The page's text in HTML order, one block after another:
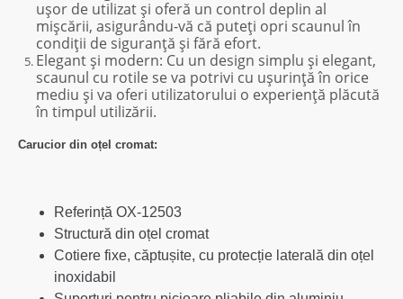
ușor de utilizat și oferă un control deplin al
mișcării, asigurându-vă că puteți opri scaunul în
condiții de siguranță și fără efort.
Elegant și modern: Cu un design simplu și elegant,
scaunul cu rotile se va potrivi cu ușurință în orice
mediu și va oferi utilizatorului o experiență plăcută
în timpul utilizării.
Carucior din oțel cromat:
Referință OX-12503
Structură din oțel cromat
Cotiere fixe, căptușite, cu protecție laterală din oțel
inoxidabil